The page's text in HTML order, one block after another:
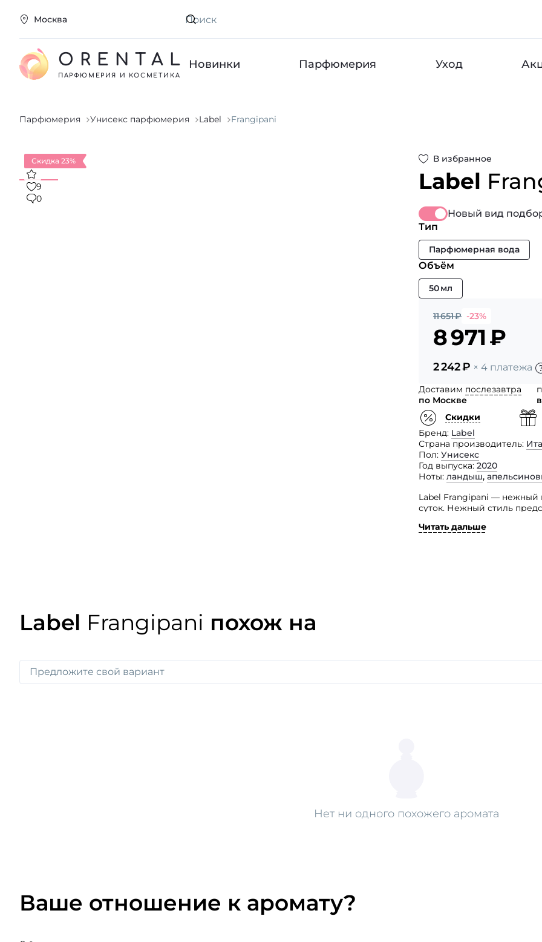
Москва Искать
ORENTAL
ПАРФЮМЕРИЯ И КОСМЕТИКА
Новинки Парфюмерия Уход
Парфюмерия Унисекс парфюмерия Label Frangipani
В избранное
Label
Скидка 23%
9
0
Новый вид
Тип
Парфюмерная вода
Объём
50 мл
11 651₽ -23%
8 971₽
2 242₽ × 4 платежа
Доставим послезавтра
по Москве
Скидки
Бренд Label
Страна производитель
Пол Унисекс
Год выпуска 2020
Ноты ландыш,
Label Frangipani — нежный
суток. Нежный стиль
Читать дальше
Label Frangipani похож на
Нет ни одного похожего аромата
Ваше отношение к аромату?